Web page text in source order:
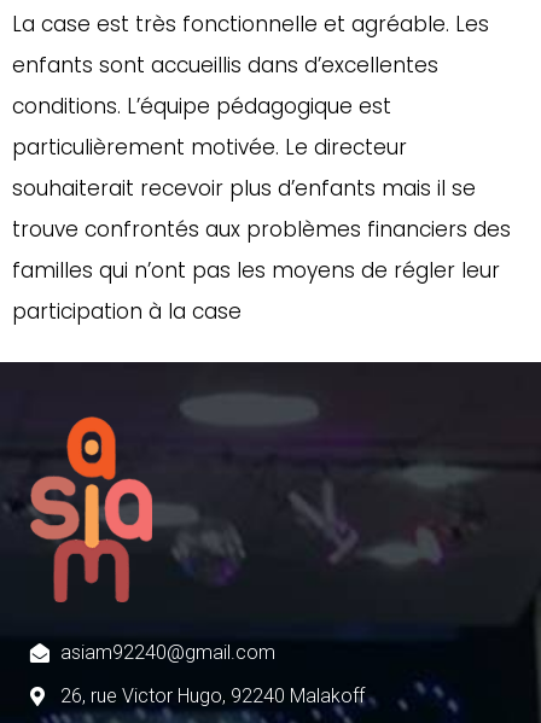
La case est très fonctionnelle et agréable. Les
enfants sont accueillis dans d’excellentes
conditions. L’équipe pédagogique est
particulièrement motivée. Le directeur
souhaiterait recevoir plus d’enfants mais il se
trouve confrontés aux problèmes financiers des
familles qui n’ont pas les moyens de régler leur
participation à la case
asiam92240@gmail.com
26, rue Victor Hugo, 92240 Malakoff